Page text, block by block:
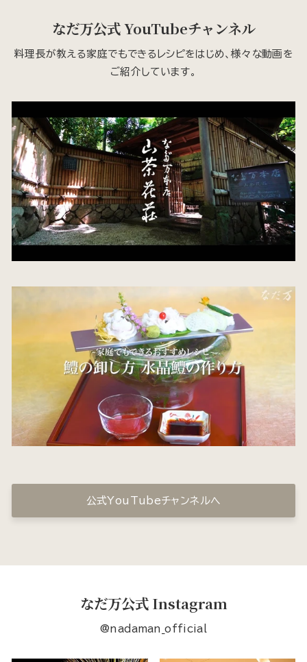
なだ万公式 YouTubeチャンネル
料理長が教える家庭でもできるレシピをはじめ、様々な動画を
ご紹介しています。
公式YouTubeチャンネルへ
なだ万公式 Instagram
@nadaman_official